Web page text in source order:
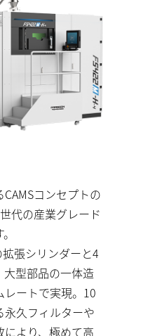
コンセプトの
代の産業グレード
張シリンダーと4
型部品の一体造
ートで実現。10
久フィルターや
より、極めて高